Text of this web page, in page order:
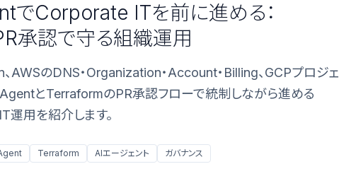
でCorporate ITを前に進める：
承認で守る組織運用
AWSのDNS・Organization・Account・Billing、GCPプロジェ
とTerraformのPR承認フローで統制しながら進める
用を紹介します。
Terraform AIエージェント ガバナンス